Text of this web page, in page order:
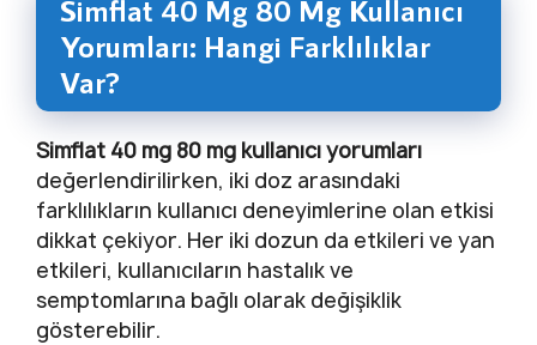
Simflat 40 Mg 80 Mg Kullanıcı
Yorumları: Hangi Farklılıklar
Var?
Simflat 40 mg 80 mg kullanıcı yorumları
değerlendirilirken, iki doz arasındaki
farklılıkların kullanıcı deneyimlerine olan etkisi
dikkat çekiyor. Her iki dozun da etkileri ve yan
etkileri, kullanıcıların hastalık ve
semptomlarına bağlı olarak değişiklik
gösterebilir.